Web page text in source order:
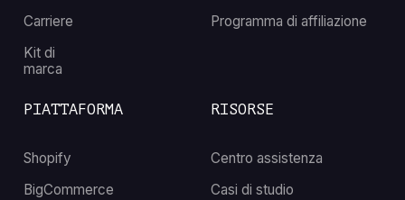
Carriere
Kit di
marca
RISORSE
Centro assistenza
Casi di studio
Programma di affiliazione
PIATTAFORMA
Shopify
BigCommerce